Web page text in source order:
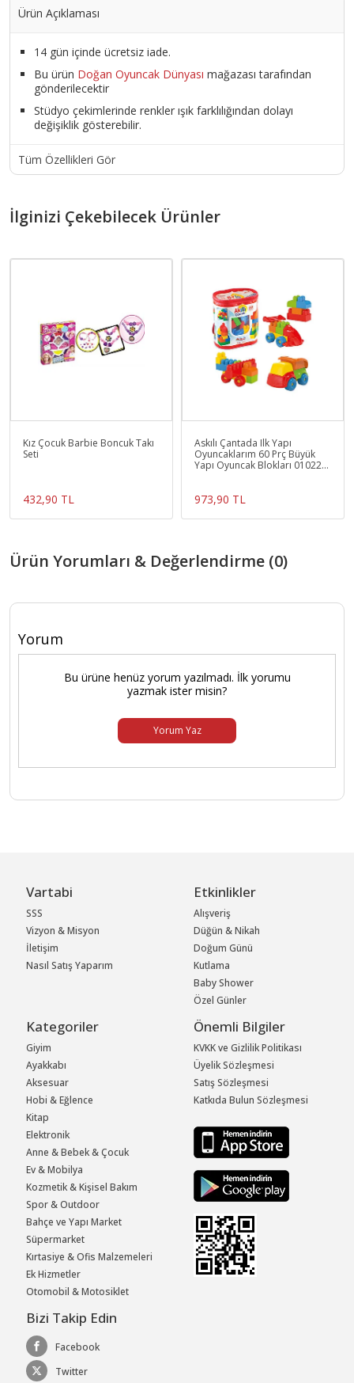
Ürün Açıklaması
14 gün içinde ücretsiz iade.
Bu ürün Doğan Oyuncak Dünyası mağazası tarafından
gönderilecektir
Stüdyo çekimlerinde renkler ışık farklılığından dolayı
değişiklik gösterebilir.
Tüm Özellikleri Gör
İlginizi Çekebilecek Ürünler
Kız Çocuk Barbie Boncuk Takı
Seti
432,90 TL
Askılı Çantada Ilk Yapı
Oyuncaklarım 60 Prç Büyük
Yapı Oyuncak Blokları 01022
973,90 TL
Ürün Yorumları & Değerlendirme (0)
Yorum
Bu ürüne henüz yorum yazılmadı. İlk yorumu
yazmak ister misin?
Yorum Yaz
Vartabi
SSS
Vizyon & Misyon
İletişim
Nasıl Satış Yaparım
Etkinlikler
Alışveriş
Düğün & Nikah
Doğum Günü
Kutlama
Baby Shower
Özel Günler
Kategoriler
Giyim
Ayakkabı
Aksesuar
Hobi & Eğlence
Kitap
Elektronik
Anne & Bebek & Çocuk
Ev & Mobilya
Kozmetik & Kişisel Bakım
Spor & Outdoor
Bahçe ve Yapı Market
Süpermarket
Kırtasiye & Ofis Malzemeleri
Ek Hizmetler
Otomobil & Motosiklet
Önemli Bilgiler
KVKK ve Gizlilik Politikası
Üyelik Sözleşmesi
Satış Sözleşmesi
Katkıda Bulun Sözleşmesi
Bizi Takip Edin
Facebook
Twitter